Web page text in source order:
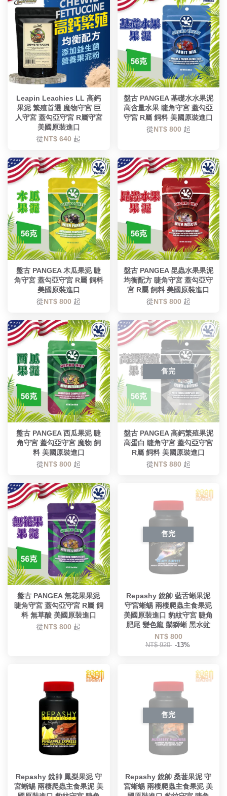
Leapin Leachies LL 高鈣
果泥 繁殖首選 魔物守宮 巨
人守宮 蓋勾亞守宮 R屬守宮
美國原裝進口
從NT$ 640 起
盤古 PANGEA 基礎水水果泥
高含量水果 睫角守宮 蓋勾亞
守宮 R屬 飼料 美國原裝進口
從NT$ 800 起
盤古 PANGEA 木瓜果泥 睫
角守宮 蓋勾亞守宮 R屬 飼料
美國原裝進口
從NT$ 800 起
盤古 PANGEA 昆蟲水果果泥
均衡配方 睫角守宮 蓋勾亞守
宮 R屬 飼料 美國原裝進口
從NT$ 800 起
盤古 PANGEA 西瓜果泥 睫
角守宮 蓋勾亞守宮 魔物 飼
料 美國原裝進口
從NT$ 800 起
售完
盤古 PANGEA 高鈣繁殖果泥
高蛋白 睫角守宮 蓋勾亞守宮
R屬 飼料 美國原裝進口
從NT$ 880 起
盤古 PANGEA 無花果果泥
睫角守宮 蓋勾亞守宮 R屬 飼
料 無草酸 美國原裝進口
從NT$ 800 起
售完
Repashy 銳帥 藍舌蜥果泥
守宮蜥蜴 兩棲爬蟲主食果泥
美國原裝進口 豹紋守宮 睫角
肥尾 變色龍 鬃獅蜥 黑水虻
NT$ 800
NT$ 920 -13%
Repashy 銳帥 鳳梨果泥 守
宮蜥蜴 兩棲爬蟲主食果泥 美
售完
Repashy 銳帥 桑葚果泥 守
宮蜥蜴 兩棲爬蟲主食果泥 美